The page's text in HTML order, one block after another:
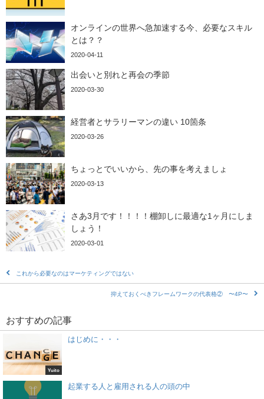
オンラインの世界へ急加速する今、必要なスキル
とは？？
2020-04-11
出会いと別れと再会の季節
2020-03-30
経営者とサラリーマンの違い 10箇条
2020-03-26
ちょっとでいいから、先の事を考えましょ
2020-03-13
さあ3月です！！！！棚卸しに最適な1ヶ月にしま
しょう！
2020-03-01
これから必要なのはマーケティングではない
抑えておくべきフレームワークの代表格② 〜4P〜
おすすめの記事
Yuito
はじめに・・・
起業する人と雇用される人の頭の中